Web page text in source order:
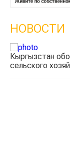
НОВОСТИ
Кыргызстан
сельского